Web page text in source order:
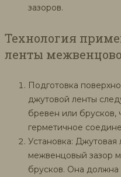
зазоров.
Технология
ленты
Подготовка
джутовой ленты
бревен или брусков,
герметичное
Установка: Джутовая
межвенцовый зазор
брусков. Она